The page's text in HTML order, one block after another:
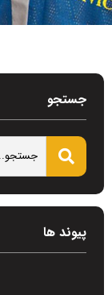
جستجو
پیوند ها